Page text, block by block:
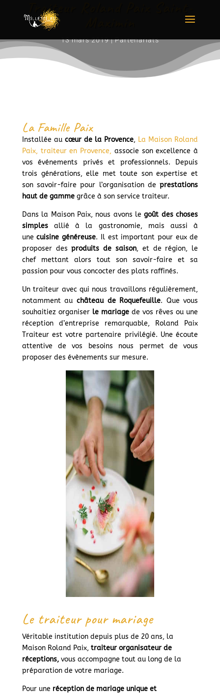
Traiteur Roland Paix Saint-
13 mars 2019|Partenariats
La Famille Paix
Installée au cœur de la Provence, La Maison Roland
Paix, traiteur en Provence, associe son excellence à
vos événements privés et professionnels. Depuis
trois générations, elle met toute son expertise et
son savoir-faire pour l’organisation deprestations
haut de gammegrâce à son service traiteur.
Dans la Maison Paix, nous avons legoût des choses
simplesallié à la gastronomie, mais aussi à
unecuisine généreuse. Il est important pour eux de
proposer desproduits de saison, et de région, le
chef mettant alors tout son savoir-faire et sa
passion pour vous concocter des plats raffinés.
Un traiteur avec qui nous travaillons régulièrement,
notamment au château de Roquefeuille. Que vous
souhaitiez organiser le mariagede vos rêves ou une
réception d’entreprise remarquable, Roland Paix
Traiteur est votre partenaire privilégié. Une écoute
attentive de vos besoins nous permet de vous
proposer des évènements sur mesure.
Le traiteur pour mariage
Véritable institution depuis plus de 20 ans, la
Maison Roland Paix, traiteur organisateur de
réceptions,vous accompagne tout au long de la
préparation de votre mariage.
Pour une réception de mariage unique et